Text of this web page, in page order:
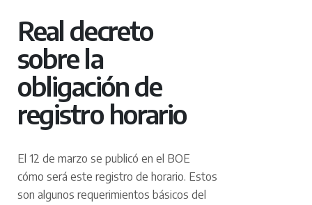
Real decreto
sobre la
obligación de
registro horario
El 12 de marzo se publicó en el BOE
cómo será este registro de horario. Estos
son algunos requerimientos básicos del